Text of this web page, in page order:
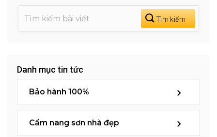
Danh mục tin tức
Bảo hành 100%
Cẩm nang sơn nhà đẹp